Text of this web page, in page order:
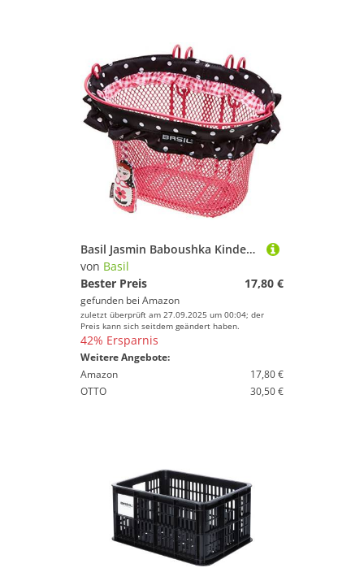
Basil Jasmin Baboushka Kinder-Fahrradkorb – Vorderrad – Stahl – mit Pendel und Deko – Lenkerhaken – Rosa
von Basil
Bester Preis
17,80 €
gefunden bei Amazon
zuletzt überprüft am 27.09.2025 um 00:04; der
Preis kann sich seitdem geändert haben.
42% Ersparnis
Weitere Angebote:
Amazon
17,80 €
OTTO
30,50 €